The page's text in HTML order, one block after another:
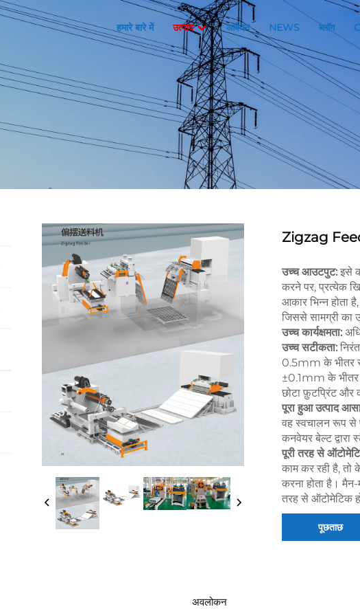
हमारे बारे में उत्पाद आवेदन NEWS ब्लॉग
Zigzag
उच्च आउटपुट: इसे
करने पर, प्रत्येक
आकार भिन्न होता
जिससे सामग्री का
उच्च कार्यक्षमता:
उच्च सटीकता:
0.5mm के भीतर
±0.1mm के भीतर
छोटा फ़ुटप्रिंट और
पूरा हुआ उत्पाद
वह स्वचालन रूप से
कनवेयर बेल्ट द्वारा
पूरी तरह से
काम कर रही है, तो
करना होता है।
तरह से ऑटोमेटिक
पूछताछ
अवलोकन